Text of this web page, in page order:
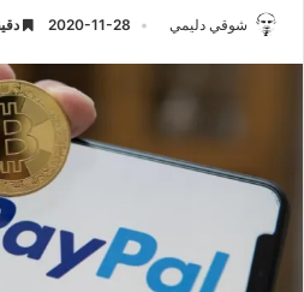
شوقي دليمي 2020-11-28